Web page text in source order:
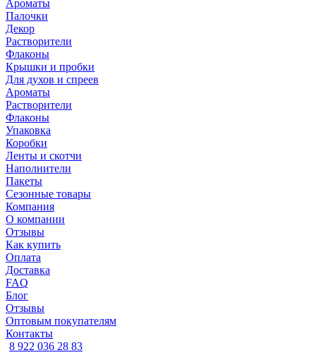
Ароматы
Палочки
Декор
Растворители
Флаконы
Крышки и пробки
Для духов и спреев
Ароматы
Растворители
Флаконы
Упаковка
Коробки
Ленты и скотчи
Наполнители
Пакеты
Сезонные товары
Компания
О компании
Отзывы
Как купить
Оплата
Доставка
FAQ
Блог
Отзывы
Оптовым покупателям
Контакты
8 922 036 28 83